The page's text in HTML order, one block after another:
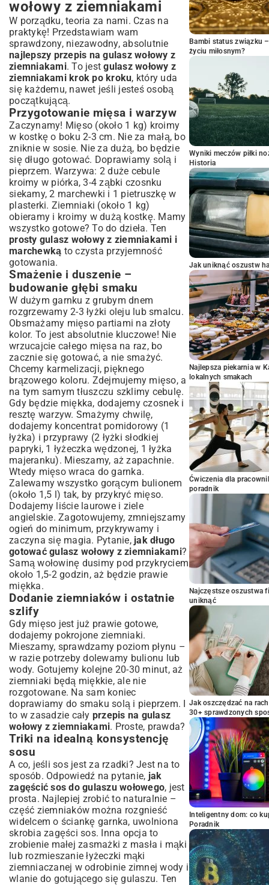
wołowy z ziemniakami
W porządku, teoria za nami. Czas na
praktykę! Przedstawiam wam
sprawdzony, niezawodny, absolutnie
najlepszy przepis na gulasz wołowy z
ziemniakami. To jestgulasz wołowy z
ziemniakami krok po kroku, który uda
się każdemu, nawet jeśli jesteś osobą
początkującą.
Przygotowanie mięsa i warzyw
Zaczynamy! Mięso (około 1 kg) kroimy
w kostkę o boku 2-3 cm. Nie za małą, bo
zniknie w sosie. Nie za dużą, bo będzie
się długo gotować. Doprawiamy solą i
pieprzem. Warzywa: 2 duże cebule
kroimy w piórka, 3-4 ząbki czosnku
siekamy, 2 marchewki i 1 pietruszkę w
plasterki. Ziemniaki (około 1 kg)
obieramy i kroimy w dużą kostkę. Mamy
wszystko gotowe? To do dzieła. Ten
prosty gulasz wołowy z ziemniakami i
marchewką to czysta przyjemność
gotowania.
Smażenie i duszenie –
budowanie głębi smaku
W dużym garnku z grubym dnem
rozgrzewamy 2-3 łyżki oleju lub smalcu.
Obsmażamy mięso partiami na złoty
kolor. To jest absolutnie kluczowe! Nie
wrzucajcie całego mięsa na raz, bo
zacznie się gotować, a nie smażyć.
Chcemy karmelizacji, pięknego
brązowego koloru. Zdejmujemy mięso, a
na tym samym tłuszczu szklimy cebulę.
Gdy będzie miękka, dodajemy czosnek i
resztę warzyw. Smażymy chwilę,
dodajemy koncentrat pomidorowy (1
łyżka) i przyprawy (2 łyżki słodkiej
papryki, 1 łyżeczka wędzonej, 1 łyżka
majeranku). Mieszamy, aż zapachnie.
Wtedy mięso wraca do garnka.
Zalewamy wszystko gorącym bulionem
(około 1,5 l) tak, by przykryć mięso.
Dodajemy liście laurowe i ziele
angielskie. Zagotowujemy, zmniejszamy
ogień do minimum, przykrywamy i
zaczyna się magia. Pytanie, jak długo
gotować gulasz wołowy z ziemniakami?
Samą wołowinę dusimy pod przykryciem
około 1,5-2 godzin, aż będzie prawie
miękka.
Dodanie ziemniaków i ostatnie
szlify
Gdy mięso jest już prawie gotowe,
dodajemy pokrojone ziemniaki.
Mieszamy, sprawdzamy poziom płynu –
w razie potrzeby dolewamy bulionu lub
wody. Gotujemy kolejne 20-30 minut, aż
ziemniaki będą miękkie, ale nie
rozgotowane. Na sam koniec
doprawiamy do smaku solą i pieprzem. I
to w zasadzie cały przepis na gulasz
wołowy z ziemniakami. Proste, prawda?
Triki na idealną konsystencję
sosu
A co, jeśli sos jest za rzadki? Jest na to
sposób. Odpowiedź na pytanie, jak
zagęścić sos do gulaszu wołowego, jest
prosta. Najlepiej zrobić to naturalnie –
część ziemniaków można rozgnieść
widelcem o ściankę garnka, uwolniona
skrobia zagęści sos. Inna opcja to
zrobienie małej zasmażki z masła i mąki
lub rozmieszanie łyżeczki mąki
ziemniaczanej w odrobinie zimnej wody i
wlanie do gotującego się gulaszu. Ten
Bambi status związku
życiu miłosnym?
Wyniki meczów piłki
Historia
Jak uniknąć oszustw
Najlepsza piekarnia w
lokalnych smakach
Ćwiczenia dla
poradnik
Najczęstsze oszustwa
uniknąć
Jak oszczędzać na
30+ sprawdzonych
Inteligentny dom: co
Poradnik